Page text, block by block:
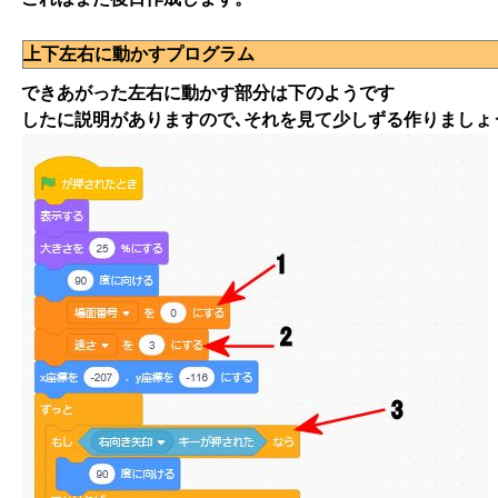
上下左右に動かすプログラム
できあがった左右に動かす部分は下のようです
したに説明がありますので､それを見て少しずる作りましょ